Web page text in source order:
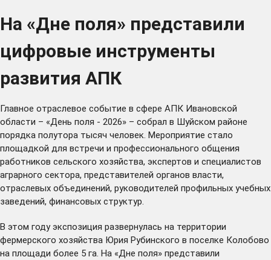
На «Дне поля» представили
цифровые инструменты
развития АПК
Главное отраслевое событие в сфере АПК Ивановской
области – «День поля - 2026» – собрал в Шуйском районе
порядка полутора тысяч человек. Мероприятие стало
площадкой для встречи и профессионального общения
работников сельского хозяйства, экспертов и специалистов
аграрного сектора, представителей органов власти,
отраслевых объединений, руководителей профильных учебных
заведений, финансовых структур.
В этом году экспозиция развернулась на территории
фермерского хозяйства Юрия Рубинского в поселке Колобово
на площади более 5 га. На «Дне поля» представили